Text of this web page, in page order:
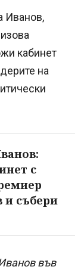
Иванов,
кабинет
на
с
и събери
във